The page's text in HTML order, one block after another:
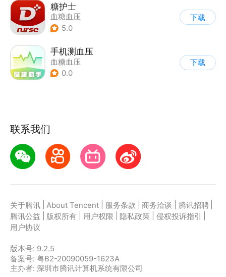
糖护士
血糖血压
5.0
下载
手机测血压
血糖血压
0.0
下载
联系我们
关于腾讯 About Tencent 服务条款 商务洽谈 腾讯招聘
腾讯公益
版权所有 用户权限 隐私政策 侵权投诉指引
用户协议
版本号: 9.2.5
备案号: 粤B2-20090059-1623A
主办者: 深圳市腾讯计算机系统有限公司